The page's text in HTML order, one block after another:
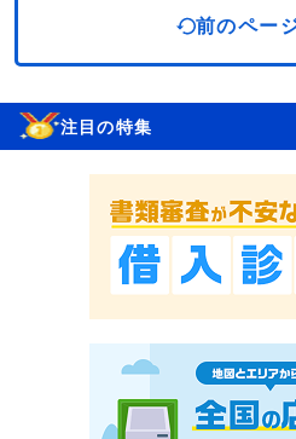
前のペー
注目の特集